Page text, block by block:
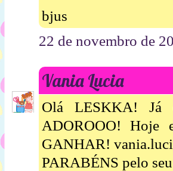
bjus
22 de novembro de
Vania Lucia
Olá LESKKA! Já
ADOROOO! Hoje
GANHAR!
PARABÉNS pelo